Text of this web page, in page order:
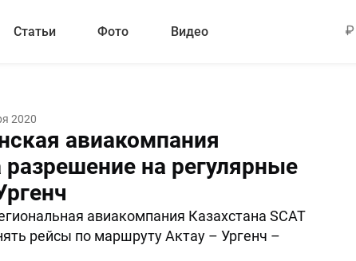
Статьи Фото Видео
2020
авиакомпания
разрешение на регулярные
авиакомпания Казахстана SCAT
рейсы по маршруту Актау – Ургенч –